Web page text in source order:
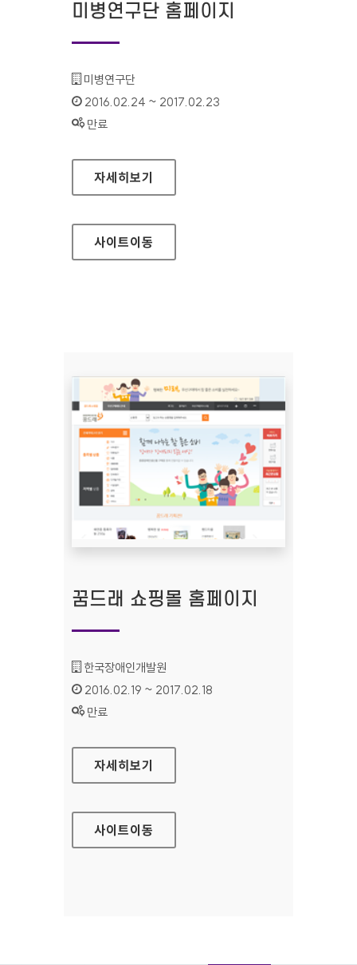
미병연구단 홈페이지
기관명 :
미병연구단
인증기간 :
2016.02.24 ~ 2017.02.23
상태 :
만료
미병연구단 홈페이지
자세히보기
사이트이동
꿈드래 쇼핑몰 홈페이지
기관명 :
한국장애인개발원
인증기간 :
2016.02.19 ~ 2017.02.18
상태 :
만료
꿈드래 쇼핑몰 홈페이지
자세히보기
사이트이동